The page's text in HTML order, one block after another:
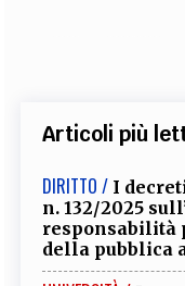
Articoli più
DIRITTO / I
n. 132/2025
responsabilità
della pubblica